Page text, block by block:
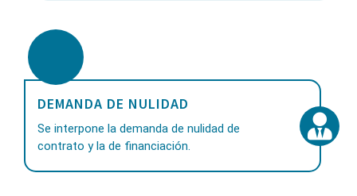
DEMANDA DE NULIDAD
Se interpone la demanda de nulidad de
contrato y la de financiación.